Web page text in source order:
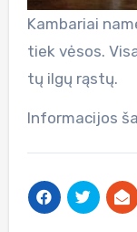
Kambariai
tiek vėsos.
tų ilgų rąstų.
Informacijos